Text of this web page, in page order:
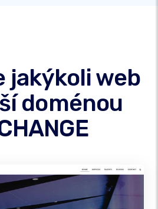
jakýkoli web
doménou